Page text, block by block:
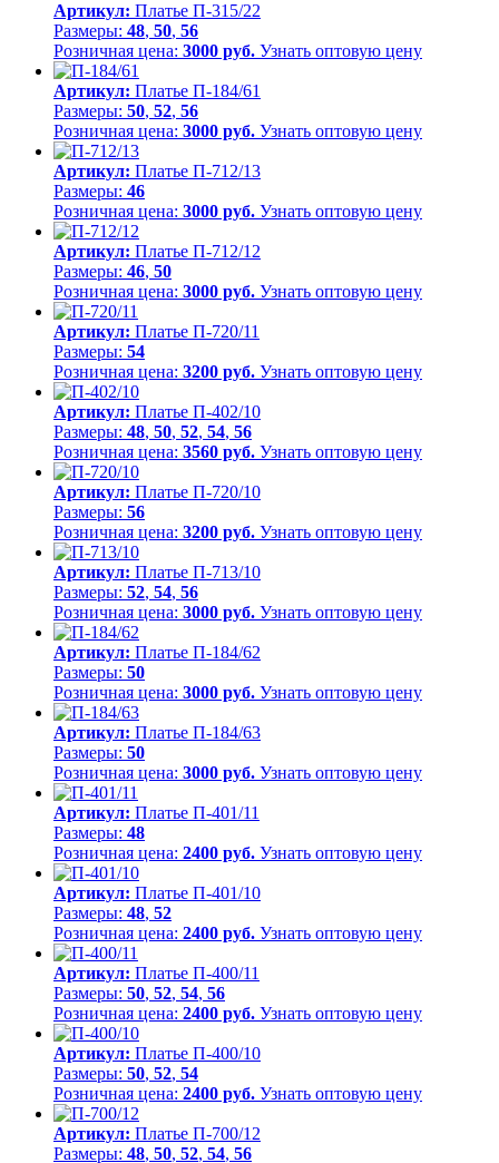
Артикул: Платье П-315/22
Размеры: 48, 50, 56
Розничная цена: 3000 руб. Узнать оптовую цену
Артикул: Платье П-184/61
Размеры: 50, 52, 56
Розничная цена: 3000 руб. Узнать оптовую цену
Артикул: Платье П-712/13
Размеры: 46
Розничная цена: 3000 руб. Узнать оптовую цену
Артикул: Платье П-712/12
Размеры: 46, 50
Розничная цена: 3000 руб. Узнать оптовую цену
Артикул: Платье П-720/11
Размеры: 54
Розничная цена: 3200 руб. Узнать оптовую цену
Артикул: Платье П-402/10
Размеры: 48, 50, 52, 54, 56
Розничная цена: 3560 руб. Узнать оптовую цену
Артикул: Платье П-720/10
Размеры: 56
Розничная цена: 3200 руб. Узнать оптовую цену
Артикул: Платье П-713/10
Размеры: 52, 54, 56
Розничная цена: 3000 руб. Узнать оптовую цену
Артикул: Платье П-184/62
Размеры: 50
Розничная цена: 3000 руб. Узнать оптовую цену
Артикул: Платье П-184/63
Размеры: 50
Розничная цена: 3000 руб. Узнать оптовую цену
Артикул: Платье П-401/11
Размеры: 48
Розничная цена: 2400 руб. Узнать оптовую цену
Артикул: Платье П-401/10
Размеры: 48, 52
Розничная цена: 2400 руб. Узнать оптовую цену
Артикул: Платье П-400/11
Размеры: 50, 52, 54, 56
Розничная цена: 2400 руб. Узнать оптовую цену
Артикул: Платье П-400/10
Размеры: 50, 52, 54
Розничная цена: 2400 руб. Узнать оптовую цену
Артикул: Платье П-700/12
Размеры: 48, 50, 52, 54, 56